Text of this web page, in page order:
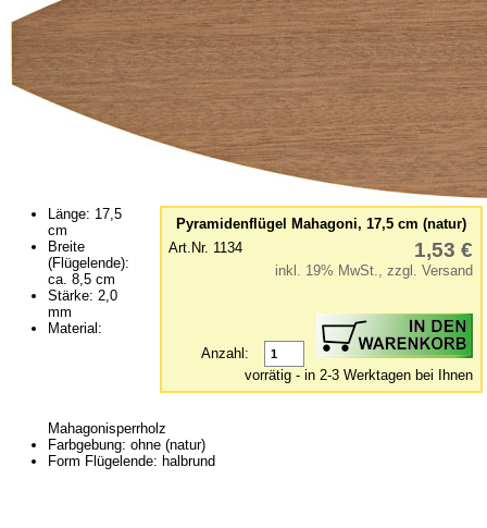
Flügelnaben
Flügelräder
Hängepyramide
Holzsäulen
Kerzenhalter
Motoren / elektr. Antrieb
Nut- & Zierleisten
Wellen & Nadeln
Ersatzteile für Rauchfiguren
Farben & Lacke
Geschnitzte Figuren
Glas-Manschetten
Pyramidenflügel Mahagoni, 17,5 cm (natur)
Art.Nr. 1134
1,53 €
inkl. 19% MwSt., zzgl. Versand
Anzahl:
vorrätig - in 2-3 Werktagen bei Ihnen
Länge: 17,5
cm
Breite
(Flügelende):
ca. 8,5 cm
Stärke: 2,0
mm
Material:
Mahagonisperrholz
Farbgebung: ohne (natur)
Form Flügelende: halbrund